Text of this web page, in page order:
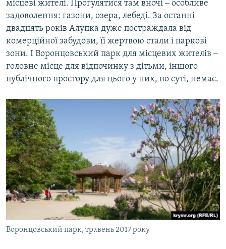
місцеві жителі. Прогулятися там вночі ‒ особливе
задоволення: газони, озера, лебеді. За останні
двадцять років Алупка дуже постраждала від
комерційної забудови, її жертвою стали і паркові
зони. І Воронцовський парк для місцевих жителів ‒
головне місце для відпочинку з дітьми, іншого
публічного простору для цього у них, по суті, немає.
Воронцовський парк, травень 2017 року